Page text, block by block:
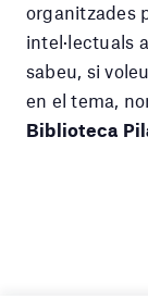
organitzades
intel·lectuals
sabeu, si
en el tema,
Biblioteca